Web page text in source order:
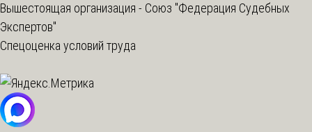
Вышестоящая организация - Союз "Федерация Судебных
Экспертов"
Спецоценка условий труда